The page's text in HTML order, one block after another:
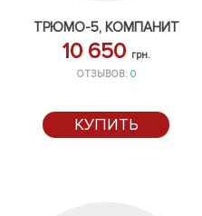
ТРЮМО-5, КОМПАНИТ
10 650 грн.
ОТЗЫВОВ: 0
КУПИТЬ